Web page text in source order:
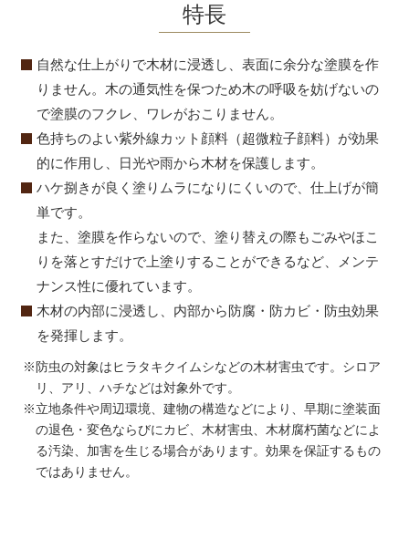
特長
自然な仕上がりで木材に浸透し、表面に余分な塗膜を作
りません。木の通気性を保つため木の呼吸を妨げないの
で塗膜のフクレ、ワレがおこりません。
色持ちのよい紫外線カット顔料（超微粒子顔料）が効果
的に作用し、日光や雨から木材を保護します。
ハケ捌きが良く塗りムラになりにくいので、仕上げが簡
単です。
また、塗膜を作らないので、塗り替えの際もごみやほこ
りを落とすだけで上塗りすることができるなど、メンテ
ナンス性に優れています。
木材の内部に浸透し、内部から防腐・防カビ・防虫効果
を発揮します。
※防虫の対象はヒラタキクイムシなどの木材害虫です。シロア
リ、アリ、ハチなどは対象外です。
※立地条件や周辺環境、建物の構造などにより、早期に塗装面
の退色・変色ならびにカビ、木材害虫、木材腐朽菌などによ
る汚染、加害を生じる場合があります。効果を保証するもの
ではありません。